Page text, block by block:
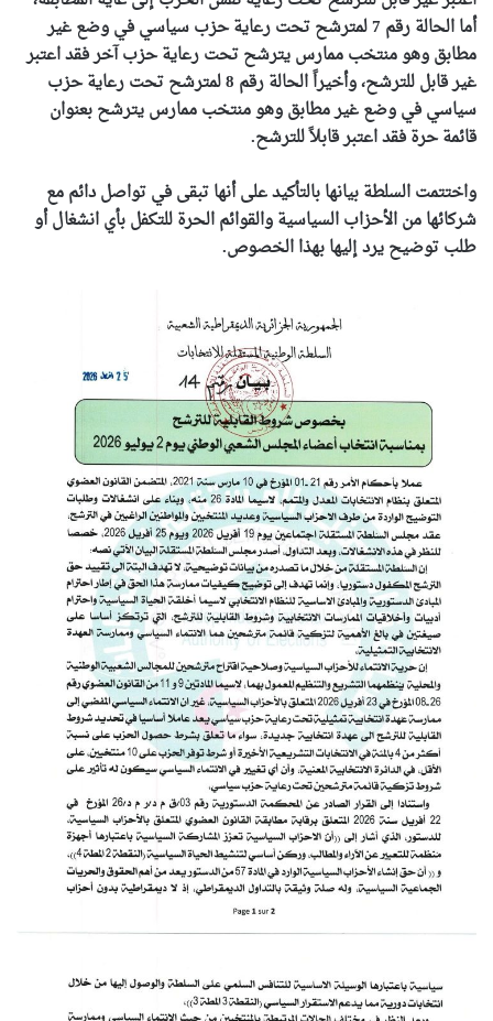
أما الحالة رقم 7 لمترشح تحت رعاية حزب سياسي في وضع غير
مطابق وهو منتخب ممارس يترشح تحت رعاية حزب آخر فقد اعتبر
غير قابل للترشح، وأخيراً الحالة رقم 8 لمترشح تحت رعاية حزب
سياسي في وضع غير مطابق وهو منتخب ممارس يترشح بعنوان
قائمة حرة فقد اعتبر قابلاً للترشح.
واختتمت السلطة بيانها بالتأكيد على أنها تبقى في تواصل دائم مع
شركائها من الأحزاب السياسية والقوائم الحرة للتكفل بأي انشغال أو
طلب توضيح يرد إليها بهذا الخصوص.